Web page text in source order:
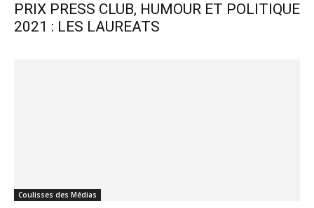
PRIX PRESS CLUB, HUMOUR ET POLITIQUE
2021 : LES LAUREATS
Coulisses des Médias